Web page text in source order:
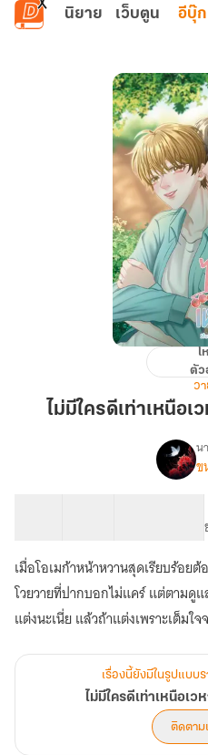
ข้ามไปยังเนื้อหาหลัก
นิยาย เว็บตูน อีบุ๊ก
ดี
โ
ตัว
ว
ไม่มีใครดีเท่าเหนือเ
น
ข
เมื่อโอเมก้าหน้าหวานสุดเรียบร้อย
โวยวายที่ปากบอกไม่แคร์ แต่ตามดู
แต่งนะเนี่ย แล้วถ้าแต่งเพราะเต็มใ
เรื่องนี้ยังมีในรูปแบบ
ไม่มีใครดีเท่าเหนือเ
ติดตาม